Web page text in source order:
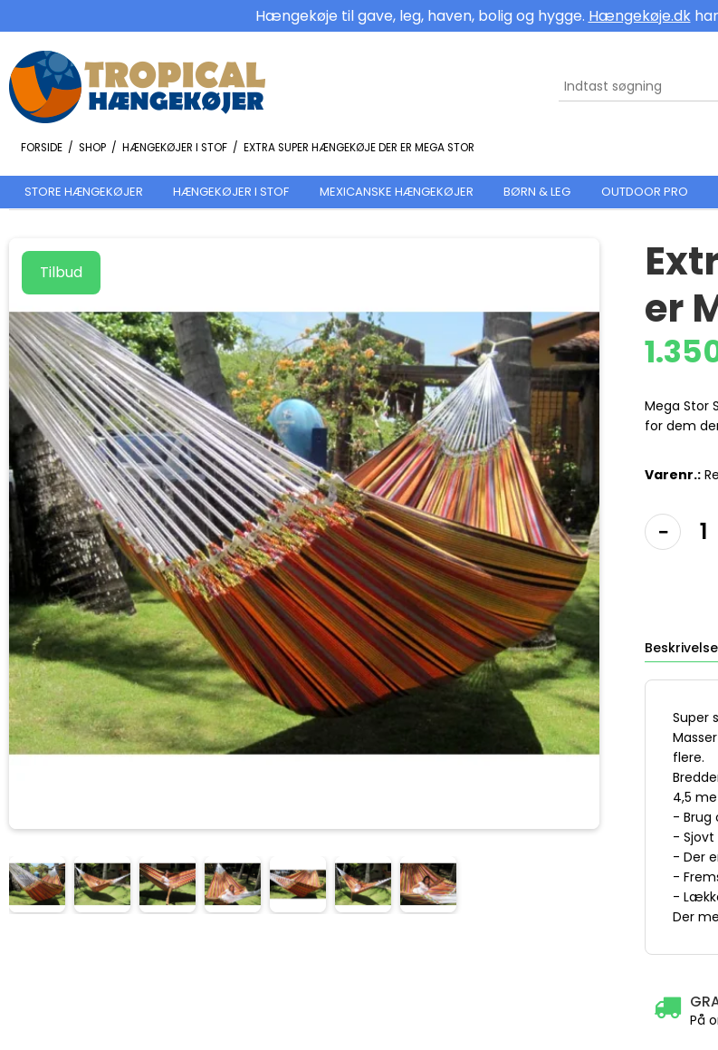
Hængekøje til gave, leg, haven, bolig og hygge. Hængekøje.dk
FORSIDE / SHOP / HÆNGEKØJER I STOF / EXTRA SUPER HÆNGEKØJE DER ER MEGA STOR
STORE HÆNGEKØJER HÆNGEKØJER I STOF MEXICANSKE HÆNGEKØJER BØRN & LEG OUTDOOR PRO
Tilbud
er
Mega Stor
for dem
Varenr.:
Beskrivelse
Super
flere.
4,5
- Brug
-
- Der
-
-
Der
På